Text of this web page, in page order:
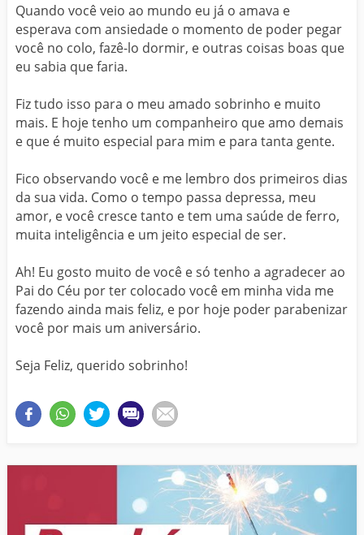
Quando você veio ao mundo eu já o amava e
esperava com ansiedade o momento de poder pegar
você no colo, fazê-lo dormir, e outras coisas boas que
eu sabia que faria.
Fiz tudo isso para o meu amado sobrinho e muito
mais. E hoje tenho um companheiro que amo demais
e que é muito especial para mim e para tanta gente.
Fico observando você e me lembro dos primeiros dias
da sua vida. Como o tempo passa depressa, meu
amor, e você cresce tanto e tem uma saúde de ferro,
muita inteligência e um jeito especial de ser.
Ah! Eu gosto muito de você e só tenho a agradecer ao
Pai do Céu por ter colocado você em minha vida me
fazendo ainda mais feliz, e por hoje poder parabenizar
você por mais um aniversário.
Seja Feliz, querido sobrinho!